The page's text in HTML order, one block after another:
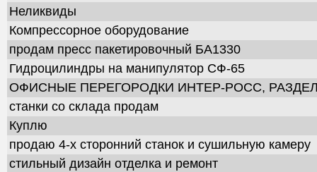
Неликвиды
Компрессорное оборудование
продам пресс пакетировочный БА1330
Гидроцилиндры на манипулятор СФ-65
ОФИСНЫЕ ПЕРЕГОРОДКИ ИНТЕР-РОСС,
станки со склада продам
Куплю
продаю 4-х сторонний станок и сушильную камеру
стильный дизайн отделка и ремонт